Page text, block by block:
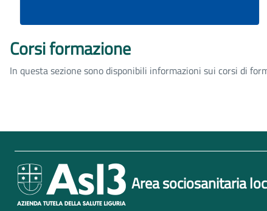
Corsi formazione
In questa sezione sono disponibili informazioni sui corsi di
Area sociosanitaria